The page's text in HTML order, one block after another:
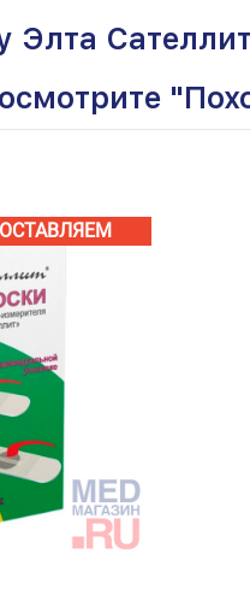
Элта